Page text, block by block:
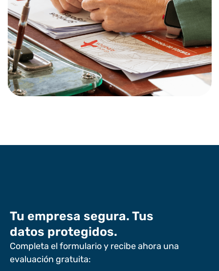
Tu empresa segura. Tus
datos protegidos.
Completa el formulario y recibe ahora una
evaluación gratuita: